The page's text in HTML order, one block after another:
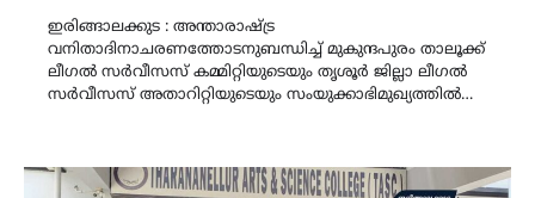
ഇരിങ്ങാലക്കുട : അന്താരാഷ്ട്ര
വനിതാദിനാചരണത്തോടനുബന്ധിച്ച് മുകുന്ദപുരം താലൂക്ക്
ലീഗൽ സർവീസസ് കമ്മിറ്റിയുടെയും തൃശൂർ ജില്ലാ ലീഗൽ
സർവീസസ് അതാറിറ്റിയുടെയും സംയുക്കാഭിമുഖ്യത്തിൽ…